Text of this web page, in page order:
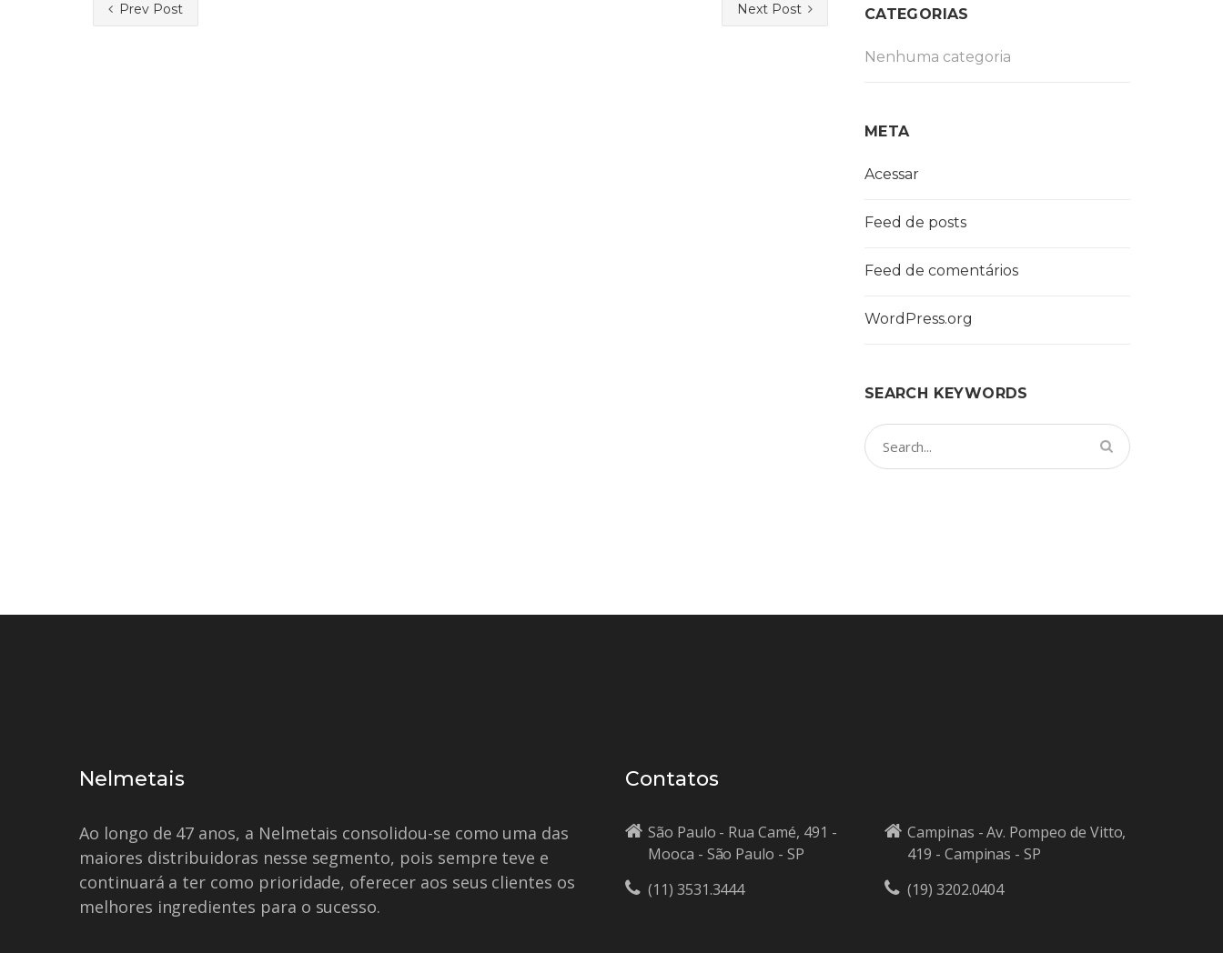
Prev Post Next Post CATEGORIAS
Nenhuma categoria
META
Acessar
Feed de posts
Feed de comentários
WordPress.org
SEARCH KEYWORDS
Nelmetais
Ao longo de 47 anos, a Nelmetais consolidou-se como uma das
maiores distribuidoras nesse segmento, pois sempre teve e
continuará a ter como prioridade, oferecer aos seus clientes os
melhores ingredientes para o sucesso.
Contatos
São Paulo - Rua Camé, 491 -
Mooca - São Paulo - SP
(11) 3531.3444
Campinas - Av. Pompeo de Vitto,
419 - Campinas - SP
(19) 3202.0404